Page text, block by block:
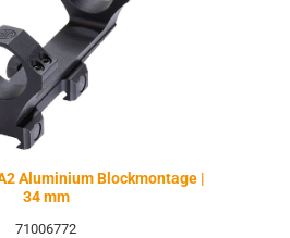
Aluminium Blockmontage |
34 mm
71006772